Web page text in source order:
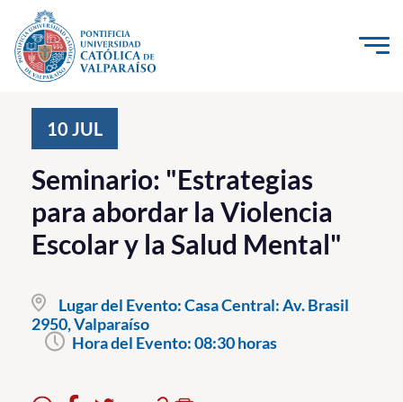
Click acá para ir directamente al contenido
Investigación, Creación e Innovación
PUCV Internacional
Vinculación con el Medio
Pregrado
Postgrado
Formación Continua
10 JUL
Seminario: "Estrategias
para abordar la Violencia
Escolar y la Salud Mental"
Lugar del Evento:Casa Central: Av. Brasil
2950, Valparaíso
Hora del Evento:08:30 horas